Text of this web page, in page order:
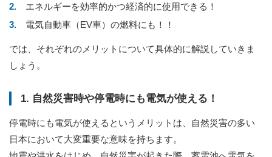
エネルギーを効率的かつ経済的に使用できる！
電気自動車（EV車）の燃料にも！！
では、それぞれのメリットについて具体的に解説していきま
しょう。
1. 自然災害時や停電時にも電気が使える！
停電時にも電気が使えるというメリットは、自然災害の多い
日本において大変重要な意味を持ちます。